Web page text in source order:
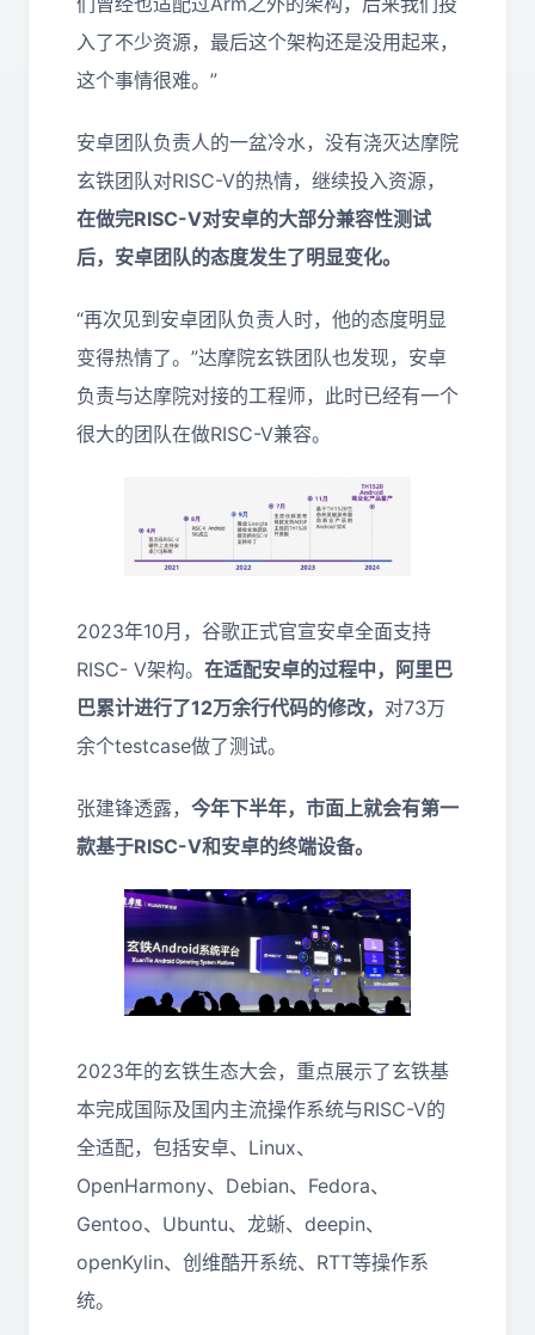
入了不少资源，最后这个架构还是没用起来，
这个事情很难。”
安卓团队负责人的一盆冷水，没有浇灭达摩院
玄铁团队对RISC-V的热情，继续投入资源，
在做完RISC-V对安卓的大部分兼容性测试
后，安卓团队的态度发生了明显变化。
“再次见到安卓团队负责人时，他的态度明显
变得热情了。”达摩院玄铁团队也发现，安卓
负责与达摩院对接的工程师，此时已经有一个
很大的团队在做RISC-V兼容。
2023年10月，谷歌正式官宣安卓全面支持
RISC- V架构。 在适配安卓的过程中，阿里巴
巴累计进行了12万余行代码的修改， 对73万
余个testcase做了测试。
张建锋透露， 今年下半年，市面上就会有第一
款基于RISC-V和安卓的终端设备。
2023年的玄铁生态大会，重点展示了玄铁基
本完成国际及国内主流操作系统与RISC-V的
全适配，包括安卓、Linux、
OpenHarmony、Debian、Fedora、
Gentoo、Ubuntu、龙蜥、deepin、
openKylin、创维酷开系统、RTT等操作系
统。